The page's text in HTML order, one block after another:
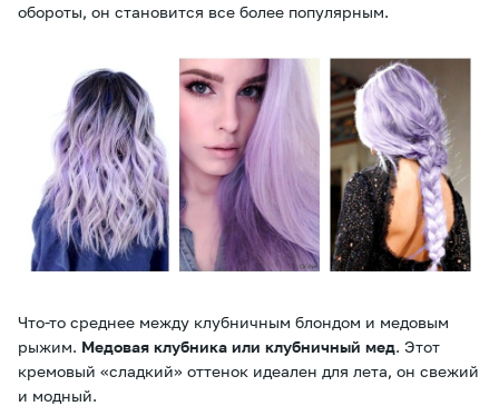
обороты, он становится все более популярным.
Что-то среднее между клубничным блондом и медовым
рыжим. Медовая клубника или клубничный мед. Этот
кремовый «сладкий» оттенок идеален для лета, он свежий
и модный.